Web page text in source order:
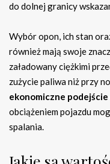
do dolnej granicy
Wybór opon, ich stan
również mają swoje
załadowany ciężkimi
zużycie paliwa niż przy
ekonomiczne podejście
obciążeniem pojazdu
spalania.